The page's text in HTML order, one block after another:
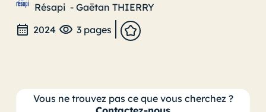
Résapi - Gaëtan THIERRY
2024
3 pages
Vous ne trouvez pas ce que vous cherchez ?